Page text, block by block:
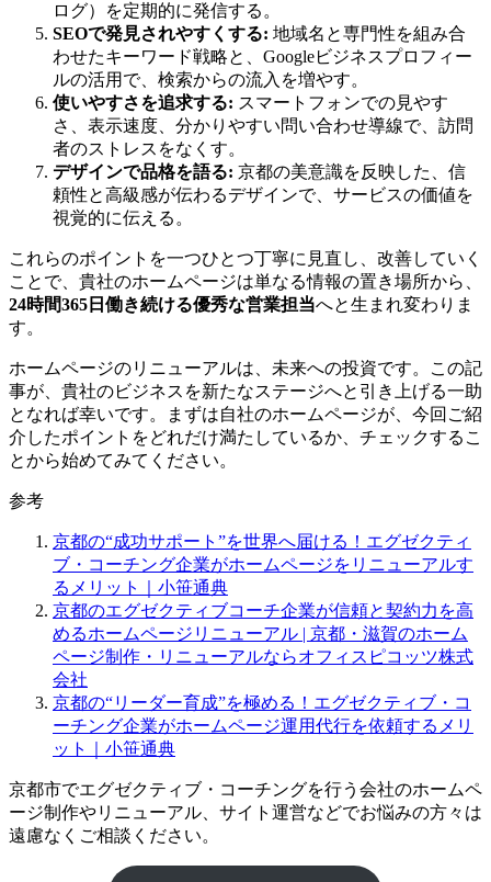
ログ）を定期的に発信する。
SEOで発見されやすくする: 地域名と専門性を組み合
わせたキーワード戦略と、Googleビジネスプロフィー
ルの活用で、検索からの流入を増やす。
使いやすさを追求する: スマートフォンでの見やす
さ、表示速度、分かりやすい問い合わせ導線で、訪問
者のストレスをなくす。
デザインで品格を語る: 京都の美意識を反映した、信
頼性と高級感が伝わるデザインで、サービスの価値を
視覚的に伝える。
これらのポイントを一つひとつ丁寧に見直し、改善していく
ことで、貴社のホームページは単なる情報の置き場所から、
24時間365日働き続ける優秀な営業担当へと生まれ変わりま
す。
ホームページのリニューアルは、未来への投資です。この記
事が、貴社のビジネスを新たなステージへと引き上げる一助
となれば幸いです。まずは自社のホームページが、今回ご紹
介したポイントをどれだけ満たしているか、チェックするこ
とから始めてみてください。
参考
京都の“成功サポート”を世界へ届ける！エグゼクティ
ブ・コーチング企業がホームページをリニューアルす
るメリット｜小笹通典
京都のエグゼクティブコーチ企業が信頼と契約力を高
めるホームページリニューアル | 京都・滋賀のホーム
ページ制作・リニューアルならオフィスピコッツ株式
会社
京都の“リーダー育成”を極める！エグゼクティブ・コ
ーチング企業がホームページ運用代行を依頼するメリ
ット｜小笹通典
京都市でエグゼクティブ・コーチングを行う会社のホームペ
ージ制作やリニューアル、サイト運営などでお悩みの方々は
遠慮なくご相談ください。